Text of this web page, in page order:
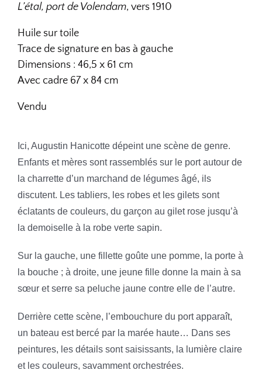
L’étal, port de Volendam, vers 1910
Huile sur toile
Trace de signature en bas à gauche
Dimensions : 46,5 x 61 cm
Avec cadre 67 x 84 cm
Vendu
Ici, Augustin Hanicotte dépeint une scène de genre.
Enfants et mères sont rassemblés sur le port autour de
la charrette d’un marchand de légumes âgé, ils
discutent. Les tabliers, les robes et les gilets sont
éclatants de couleurs, du garçon au gilet rose jusqu’à
la demoiselle à la robe verte sapin.
Sur la gauche, une fillette goûte une pomme, la porte à
la bouche ; à droite, une jeune fille donne la main à sa
sœur et serre sa peluche jaune contre elle de l’autre.
Derrière cette scène, l’embouchure du port apparaît,
un bateau est bercé par la marée haute… Dans ses
peintures, les détails sont saisissants, la lumière claire
et les couleurs, savamment orchestrées.